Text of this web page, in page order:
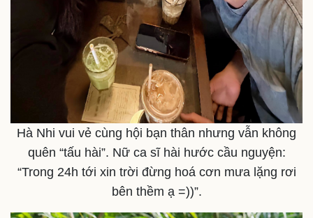
Hà Nhi vui vẻ cùng hội bạn thân nhưng vẫn không
quên “tấu hài”. Nữ ca sĩ hài hước cầu nguyện:
“Trong 24h tới xin trời đừng hoá cơn mưa lặng rơi
bên thềm ạ =))”.